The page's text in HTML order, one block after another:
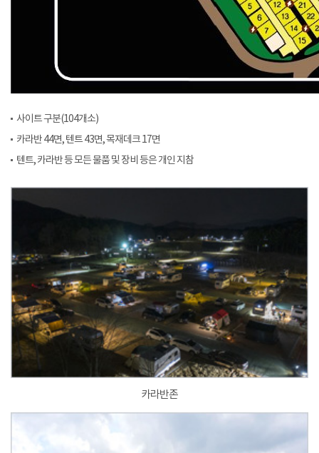
사이트 구분(104개소)
카라반 44면, 텐트 43면, 목재데크 17면
텐트, 카라반 등 모든 물품 및 장비 등은 개인 지참
카라반존